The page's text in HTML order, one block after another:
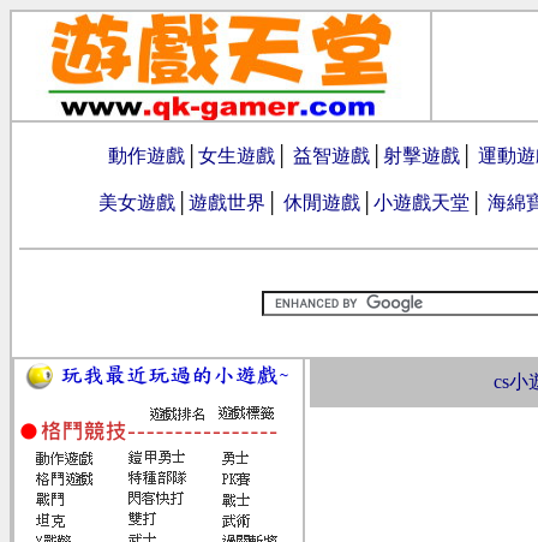
動作遊戲 女生遊戲 益智遊戲 射擊遊戲 運動
美女遊戲 遊戲世界 休閒遊戲 小遊戲天堂 海綿
cs小